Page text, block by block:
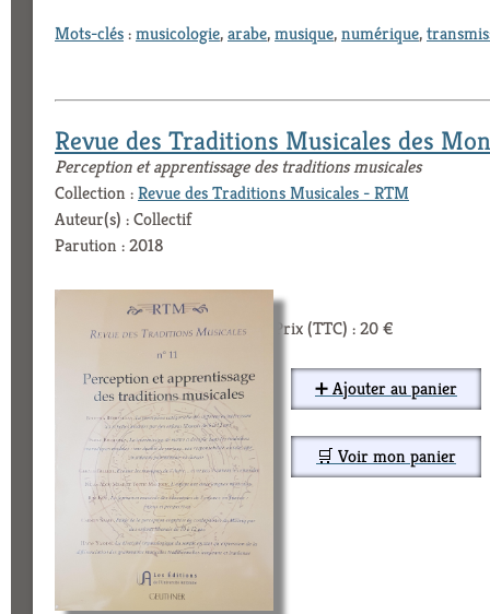
Mots-clés:musicologie,arabe,musique,numérique,
Revue des Traditions Musicales des
Perception et apprentissage des traditions musicales
Collection :Revue des Traditions Musicales - RTM
Auteur(s) : Collectif
Parution : 2018
Prix (TTC) : 20 €
➕ Ajouter au panier
🛒 Voir mon panier